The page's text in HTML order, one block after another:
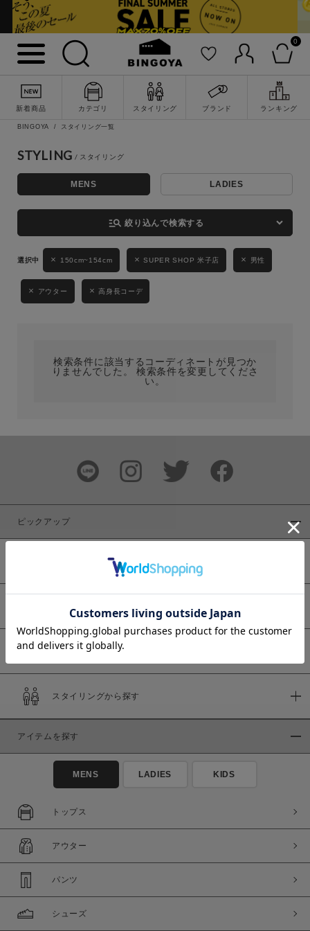
0
新着商品 カテゴリ スタイリング ブランド ランキング
詳細検索
キーワード
性別
MENS LADIES KIDS
ブランド
商品タイプ
通常商品
セール価格
在庫
在庫あり
BINGOYA スタイリング一覧
STYLING
MENS LADIES
manage_search 絞り込んで検索する
150cm~154cm SUPER SHOP 米子店 男性
アウター 高身長コーデ
検索条件に該当するコーディネートが見つか
りませんでした。 検索条件を変更してくださ
い。
ピックアップ
予約商品
スタイリングから探す
アイテムを探す
MENS LADIES KIDS
トップス
アウター
パンツ
シューズ